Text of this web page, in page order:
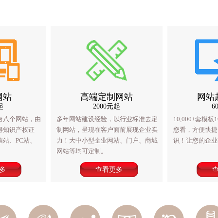
式网站
元起
持手机、平板、PC！
应式网站，以前没有
。
看更多
站
八个网站，由
知识产权证
、PC站、
八合一网站
1998元起
八合一网站，一个后台八个网站，由
我公司自主开发，获得知识产权证
书。包括手机站、微信站、PC站、
APP、中英文站等。
查看更多
高端定制网站
2000元起
多年网站建设经验，以行业标准去定
制网站，呈现在客户面前展现企业实
力！大中小型企业网站、门户、商城
网站等均可定制。
查看更多
多年网
制网站
力！大
网站
10,000+套模板
您看，方便快
识！让您的企